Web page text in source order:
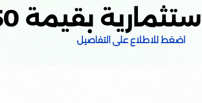
بقيمة 50 مليون دولار
اضغط للاطلاع على التفاصيل